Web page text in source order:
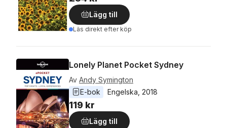
Lägg till
Läs direkt efter köp
Lonely Planet Pocket Sydney
Av Andy Symington
E-bok
Engelska 2018
119 kr
Lägg till